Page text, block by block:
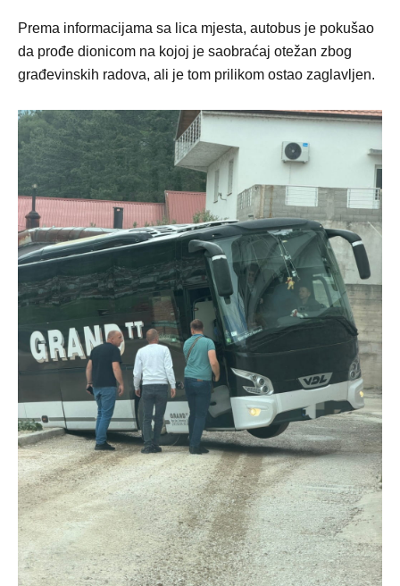
Prema informacijama sa lica mjesta, autobus je pokušao
da prođe dionicom na kojoj je saobraćaj otežan zbog
građevinskih radova, ali je tom prilikom ostao zaglavljen.